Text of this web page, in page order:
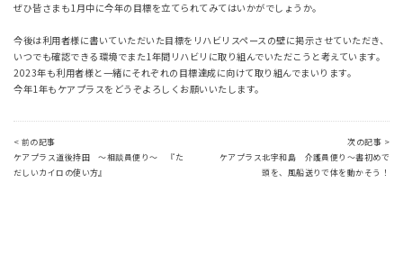
ぜひ皆さまも1月中に今年の目標を立てられてみてはいかがでしょうか。
今後は利用者様に書いていただいた目標をリハビリスペースの壁に掲示させていただき、
いつでも確認できる環境でまた1年間リハビリに取り組んでいただこうと考えています。
2023年も利用者様と一緒にそれぞれの目標達成に向けて取り組んでまいります。
今年1年もケアプラスをどうぞよろしくお願いいたします。
< 前の記事
ケアプラス道後持田 ～相談員便り～ 『た
だしいカイロの使い方』
次の記事 >
ケアプラス北宇和島 介護員便り～書初めで
頭を、風船送りで体を動かそう！